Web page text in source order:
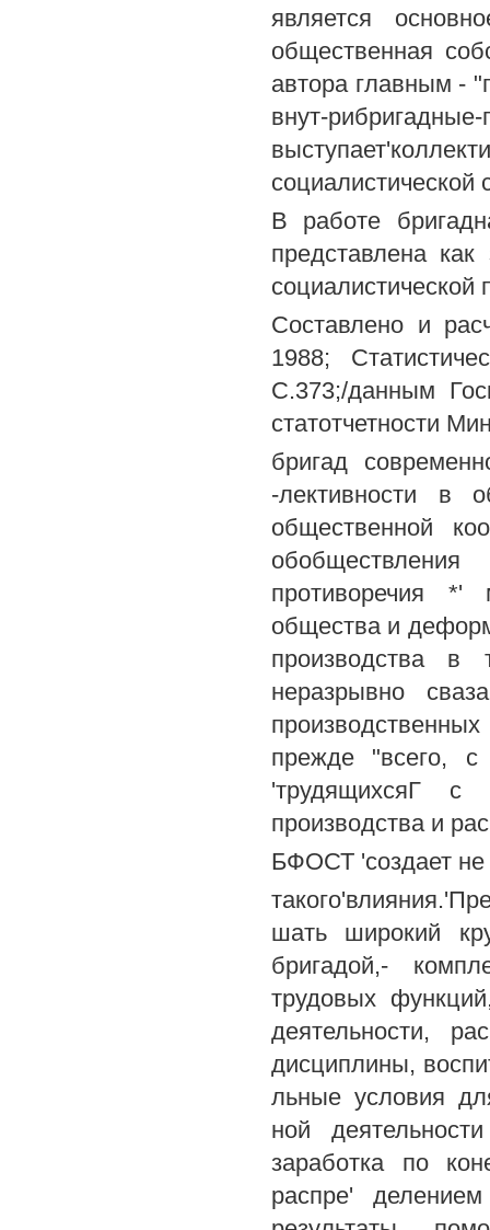
является
общественная
автора главным -
внут-
социалистической
В работе
представлена
социалистической
Составлено и
1988;
С.373;/данным
статотчетности
бригад
-лективности в
общественной
противоречия *'
общества и
производства в
неразрывно
прежде "всего, с
'трудящихсяГ с
производства и
БФОСТ 'создает не
шать широкий
бригадой,-
трудовых
деятельности,
дисциплины,
льные условия
ной
заработка по
распре'